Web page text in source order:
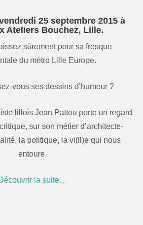
25 septembre 2015 à
Ateliers Bouchez, Lille.
sûrement pour sa fresque
du métro Lille Europe.
vous ses dessins d’humeur ?
lillois Jean Pattou porte un regard
sur son métier d’architecte-
la politique, la vi(ll)e qui nous
entoure.
la suite…